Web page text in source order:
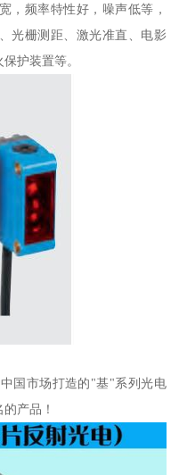
，频率特性好，噪声低等，
光栅测距、激光准直、电影
护装置等。
国市场打造的"基"系列光电
产品！